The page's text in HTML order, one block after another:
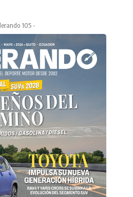
105 -